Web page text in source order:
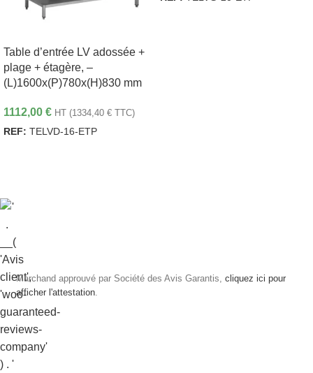
Table d’entrée LV adossée +
plage + étagère, –
(L)1600x(P)780x(H)830 mm
1112,00 € HT (1334,40 € TTC)
REF: TELVD-16-ETP
Marchand approuvé par Société des Avis Garantis, cliquez ici pour
afficher l'attestation